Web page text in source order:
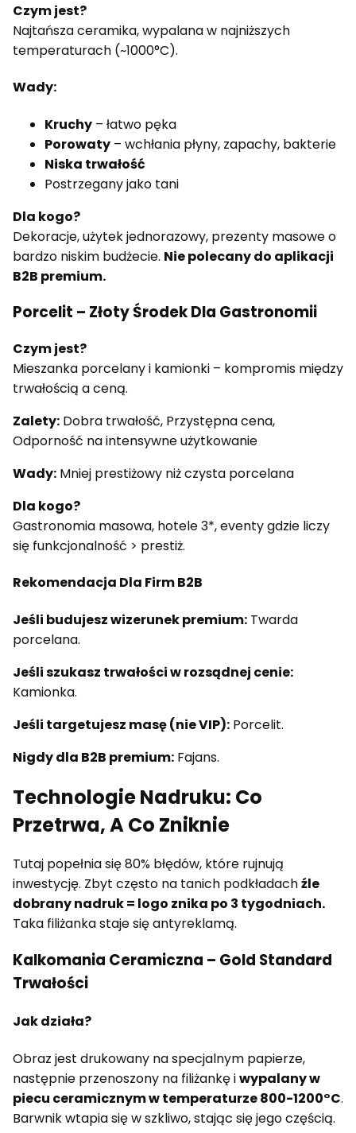
Czym jest?
Najtańsza ceramika, wypalana w najniższych
temperaturach (~1000°C).
Wady:
Kruchy – łatwo pęka
Porowaty – wchłania płyny, zapachy, bakterie
Niska trwałość
Postrzegany jako tani
Dla kogo?
Dekoracje, użytek jednorazowy, prezenty masowe o
bardzo niskim budżecie. Nie polecany do aplikacji
B2B premium.
Porcelit – Złoty Środek Dla Gastronomii
Czym jest?
Mieszanka porcelany i kamionki – kompromis między
trwałością a ceną.
Zalety: Dobra trwałość, Przystępna cena,
Odporność na intensywne użytkowanie
Wady: Mniej prestiżowy niż czysta porcelana
Dla kogo?
Gastronomia masowa, hotele 3*, eventy gdzie liczy
się funkcjonalność > prestiż.
Rekomendacja Dla Firm B2B
Jeśli budujesz wizerunek premium: Twarda
porcelana.
Jeśli szukasz trwałości w rozsądnej cenie:
Kamionka.
Jeśli targetujesz masę (nie VIP): Porcelit.
Nigdy dla B2B premium: Fajans.
Technologie Nadruku: Co
Przetrwa, A Co Zniknie
Tutaj popełnia się 80% błędów, które rujnują
inwestycję. Zbyt często na tanich podkładachźle
dobrany nadruk = logo znika po 3 tygodniach.
Taka filiżanka staje się antyreklamą.
Kalkomania Ceramiczna – Gold Standard
Trwałości
Jak działa?
Obraz jest drukowany na specjalnym papierze,
następnie przenoszony na filiżankę iwypalany w
piecu ceramicznym w temperaturze 800-1200°C.
Barwnik wtapia się w szkliwo, stając się jego częścią.